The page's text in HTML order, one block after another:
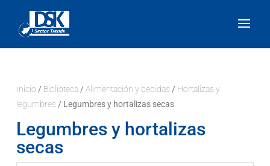
Inicio / Biblioteca/ Alimentación y bebidas / Hortalizas y
legumbres / Legumbres y hortalizas secas
Legumbres y hortalizas
secas